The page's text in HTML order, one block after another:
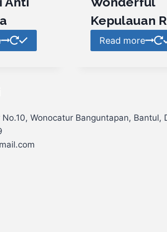
Kepulauan
Read more
Wonocatur Banguntapan,